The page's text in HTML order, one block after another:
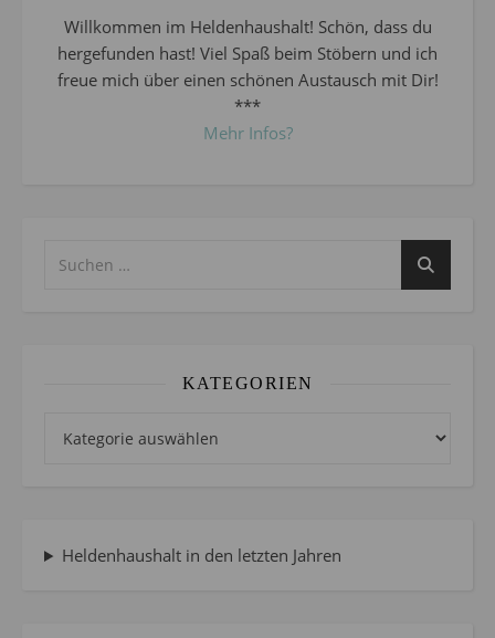
Willkommen im Heldenhaushalt! Schön, dass du
hergefunden hast! Viel Spaß beim Stöbern und ich
freue mich über einen schönen Austausch mit Dir!
***
Mehr Infos?
KATEGORIEN
Heldenhaushalt in den letzten Jahren